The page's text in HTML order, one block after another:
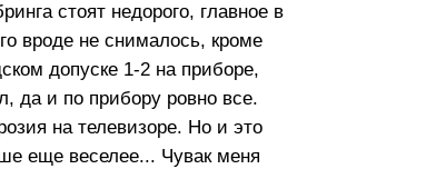
стоят недорого, главное в
вроде не снималось, кроме
допуске 1-2 на приборе,
да и по прибору ровно все.
на телевизоре. Но и это
еще веселее... Чувак меня